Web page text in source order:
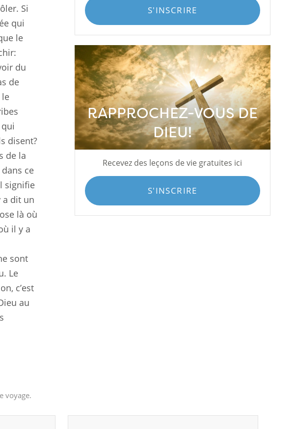
Si
qui
le
du
de
le
disent?
de la
ce
signifie
a dit un
là où
il y a
sont
Le
c’est
au
S'INSCRIRE
RAPPROCHEZ-VOUS DE
DIEU!
Recevez des leçons de vie gratuites ici
S'INSCRIRE
voyage.